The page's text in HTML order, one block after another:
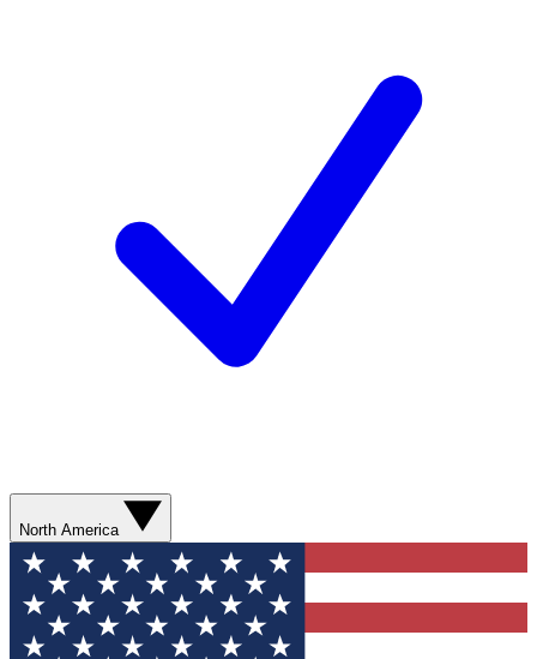
North America